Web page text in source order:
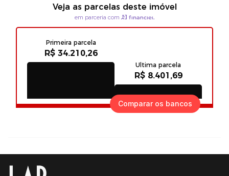
Comparar os bancos